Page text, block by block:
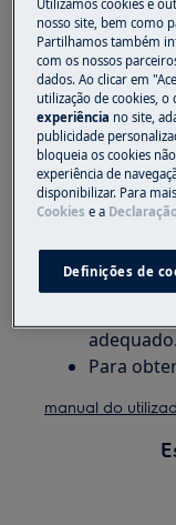
fogão de
placa de
fogão de
indução
Resolução:
1. Se activar
de cozedura
A função
mais
adequado.
Para
manual do
nosso site, bem como
Partilhamos também
com os nossos
dados. Ao clicar em
utilização de cookies,
experiência no site,
publicidade
bloqueia os cookies
experiência de
disponibilizar. Para
Cookies e a
Definições de